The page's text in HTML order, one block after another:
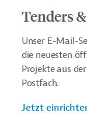
Tenders
Unser E-Mail-
die neuesten
Projekte aus
Postfach.
Jetzt